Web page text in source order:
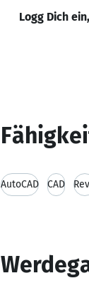
Logg Dich
AutoCAD CAD